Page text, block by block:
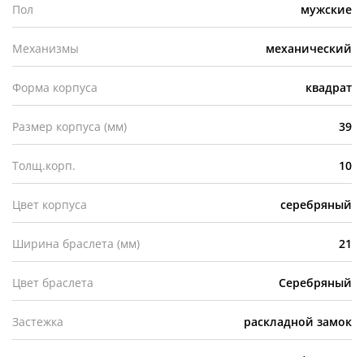
Пол мужские
Механизмы механический
Форма корпуса квадрат
Размер корпуса (мм) 39
Толщ.корп. 10
Цвет корпуса серебряный
Ширина браслета (мм) 21
Цвет браслета Серебряный
Застежка раскладной замок